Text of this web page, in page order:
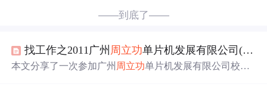
——到底了——
找工作之2011广州 周 立功单片机发展有限公司(附 软件类
本文分享了一次参加广州 周 立功单片机发展有限公司校园